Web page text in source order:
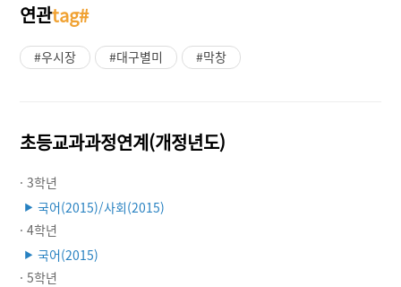
연관tag#
#우시장 #대구별미 #막창
초등교과과정연계(개정년도)
· 3학년
▶ 국어(2015)/사회(2015)
· 4학년
▶ 국어(2015)
· 5학년